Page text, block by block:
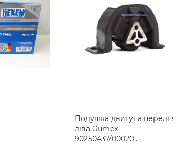
Подушка двигуна передня
ліва Gumex
90250437/00020...